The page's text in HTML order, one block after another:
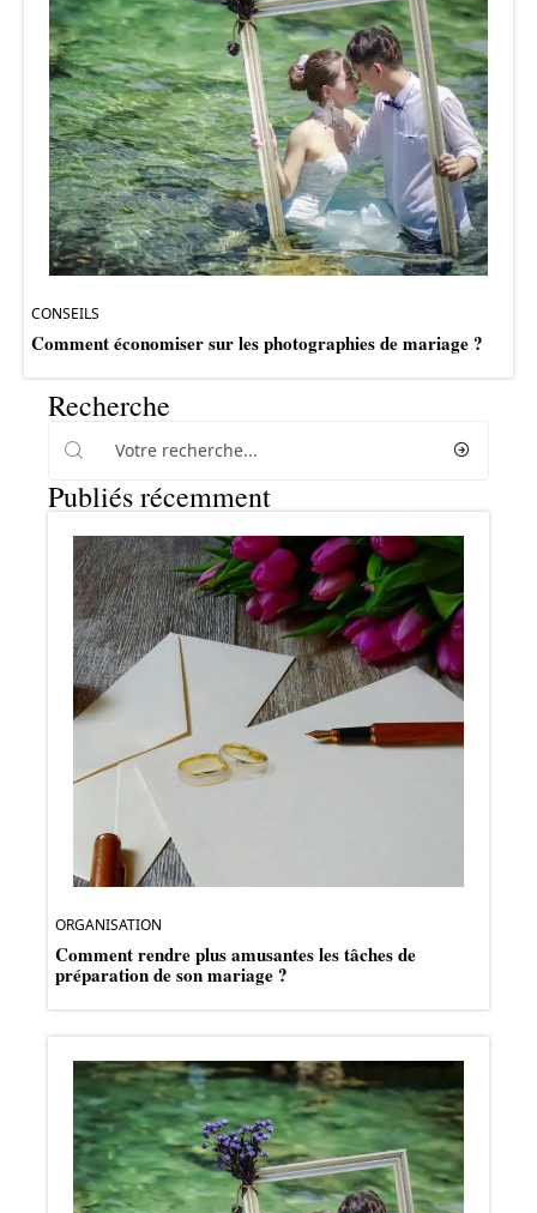
CONSEILS
Comment économiser sur les photographies de mariage ?
Recherche
Publiés récemment
ORGANISATION
Comment rendre plus amusantes les tâches de
préparation de son mariage ?